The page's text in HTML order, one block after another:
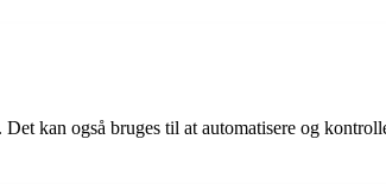
kan også bruges til at automatisere og